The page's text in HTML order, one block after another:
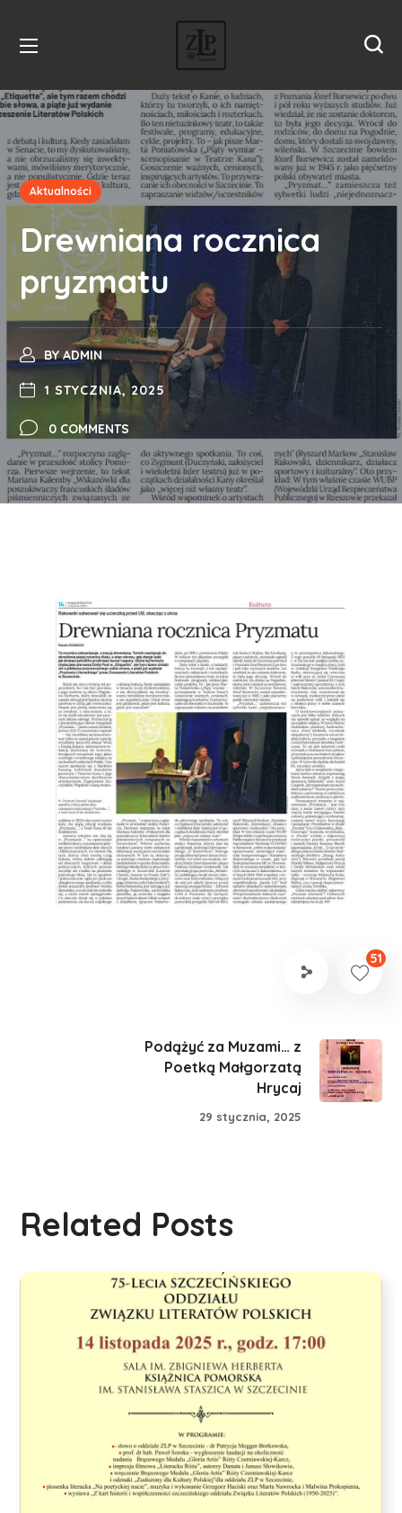
Aktualności
Drewniana rocznica
pryzmatu
BYADMIN
1 STYCZNIA, 2025
0 COMMENTS
51
Podążyć za Muzami… z
Poetką Małgorzatą
Hrycaj
29 stycznia, 2025
Related Posts